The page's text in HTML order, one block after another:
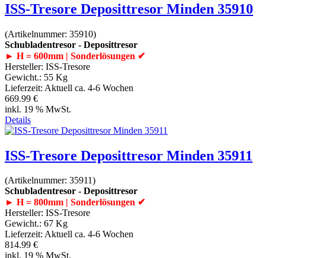
ISS-Tresore Deposittresor Minden 35910
(Artikelnummer: 35910)
Schubladentresor - Deposittresor
► H = 600mm | Sonderlösungen ✔
Hersteller: ISS-Tresore
Gewicht.: 55 Kg
Lieferzeit: Aktuell ca. 4-6 Wochen
669.99 €
inkl. 19 % MwSt.
Details
ISS-Tresore Deposittresor Minden 35911
(Artikelnummer: 35911)
Schubladentresor - Deposittresor
► H = 800mm | Sonderlösungen ✔
Hersteller: ISS-Tresore
Gewicht.: 67 Kg
Lieferzeit: Aktuell ca. 4-6 Wochen
814.99 €
inkl. 19 % MwSt.